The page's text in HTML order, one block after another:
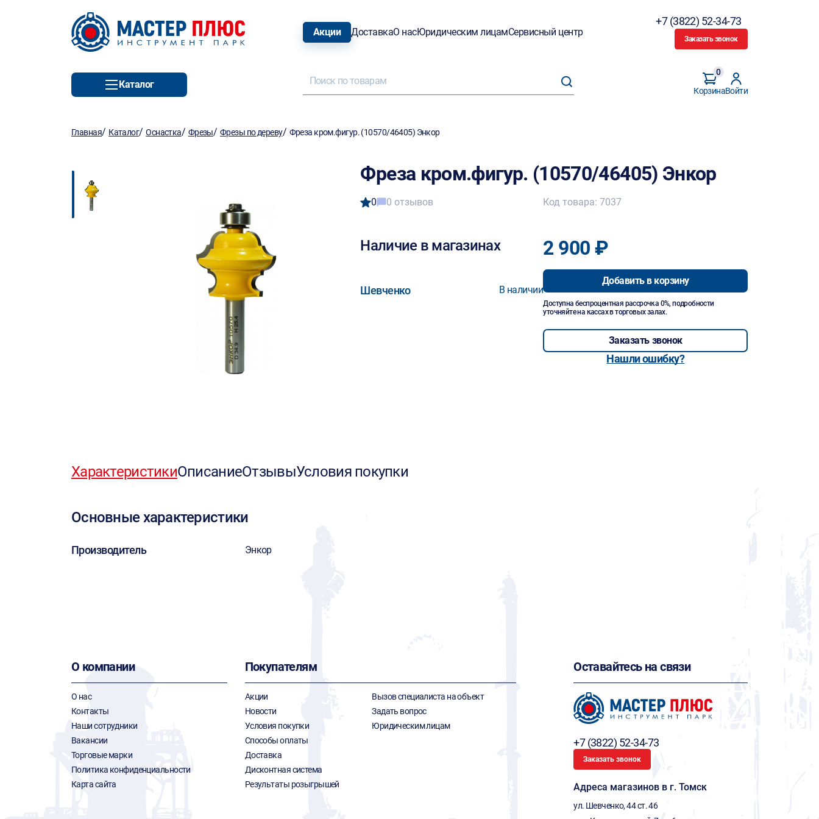
Акции ДоставкаО насЮридическим лицамСервисный центр
+7 (3822) 52-34-73
Заказать звонок
Каталог
Корзина
0
Войти
Главная/ Каталог/Оснастка/ Фрезы/ Фрезы по дереву/ Фреза кром.фигур. (10570/46405) Энкор
Фреза кром.фигур. (10570/46405) Энкор
0 0 отзывов
Наличие в магазинах
Шевченко В наличии
Код товара: 7037
2 900 ₽
Добавить в корзину
Доступна беспроцентная рассрочка 0%, подробности
уточняйте на кассах в торговых залах.
Заказать звонок
Нашли ошибку?
ХарактеристикиОписаниеОтзывыУсловия покупки
Основные характеристики
Производитель Энкор
О компании
О нас
Контакты
Наши сотрудники
Вакансии
Торговые марки
Политика конфиденциальности
Карта сайта
Покупателям
Акции
Новости
Условия покупки
Способы оплаты
Доставка
Дисконтная система
Результаты розыгрышей
Вызов специалиста на объект
Задать вопрос
Юридическим лицам
Оставайтесь на связи
+7 (3822) 52-34-73
Заказать звонок
Адреса магазинов в г. Томск
ул. Шевченко, 44 ст. 46